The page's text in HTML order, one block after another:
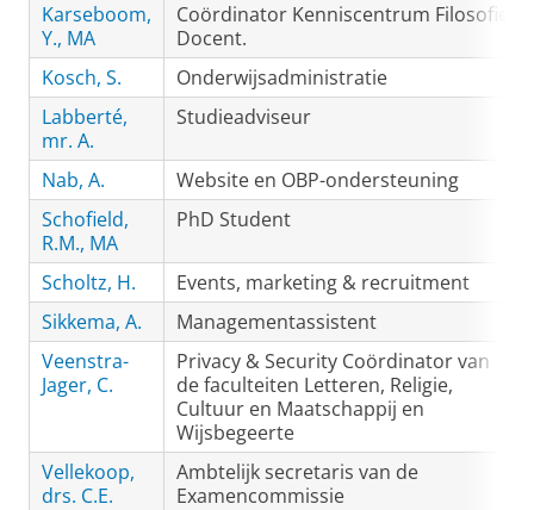
Karseboom,
Y., MA
Coördinator Kenniscentrum Filosofie,
Docent.
Kosch, S.
Onderwijsadministratie
Labberté,
mr. A.
Studieadviseur
Nab, A.
Website en OBP-ondersteuning
Schofield,
R.M., MA
PhD Student
Scholtz, H.
Events, marketing & recruitment
Sikkema, A.
Managementassistent
Veenstra-
Jager, C.
Privacy & Security Coördinator van
de faculteiten Letteren, Religie,
Cultuur en Maatschappij en
Wijsbegeerte
Vellekoop,
drs. C.E.
Ambtelijk secretaris van de
Examencommissie